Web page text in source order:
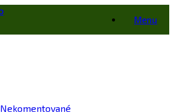
Menu
Nekomentované